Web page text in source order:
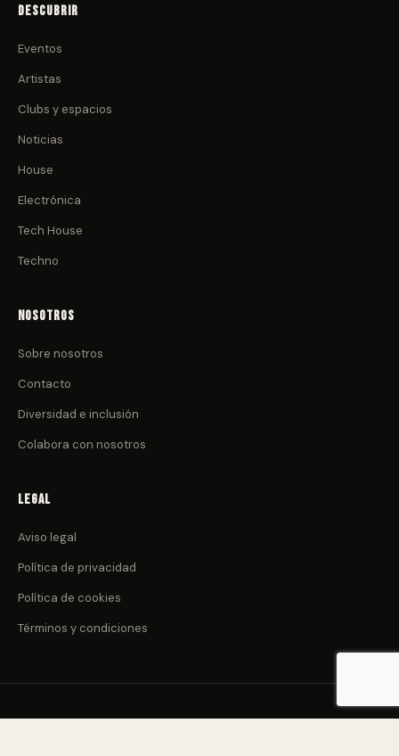
Descubrir
Eventos
Artistas
Clubs y espacios
Noticias
House
Electrónica
Tech House
Techno
Nosotros
Sobre nosotros
Contacto
Diversidad e inclusión
Colabora con nosotros
Legal
Aviso legal
Política de privacidad
Política de cookies
Términos y condiciones